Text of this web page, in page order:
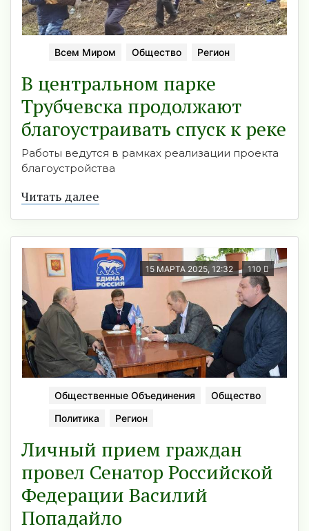
Всем Миром Общество Регион
В центральном парке
Трубчевска продолжают
благоустраивать спуск к реке
Работы ведутся в рамках реализации проекта
благоустройства
Читать далее
15 МАРТА 2025, 12:32 110
Общественные Объединения
Общество
Политика
Регион
Личный прием граждан
провел Сенатор Российской
Федерации Василий
Попадайло